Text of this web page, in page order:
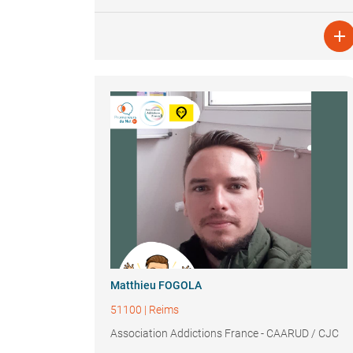

Matthieu FOGOLA
51100 | Reims
Association Addictions France - CAARUD / CJC